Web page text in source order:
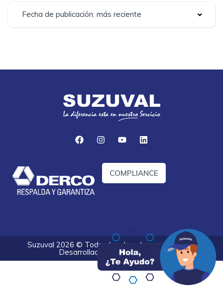
Fecha de publicación: más reciente
COMPLIANCE
Suzuval 2026 © Todos los derechos reservados.
Desarrollado por Optify Digital